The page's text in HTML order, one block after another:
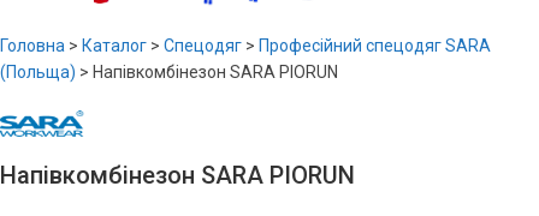
Головна > Каталог > Спецодяг > Професійний спецодяг SARA
(Польща) > Напівкомбінезон SARA PIORUN
Напівкомбінезон SARA PIORUN